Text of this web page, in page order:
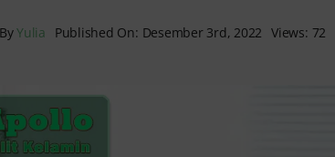
ByYulia Published On: Desember 3rd, 2022 Views: 72